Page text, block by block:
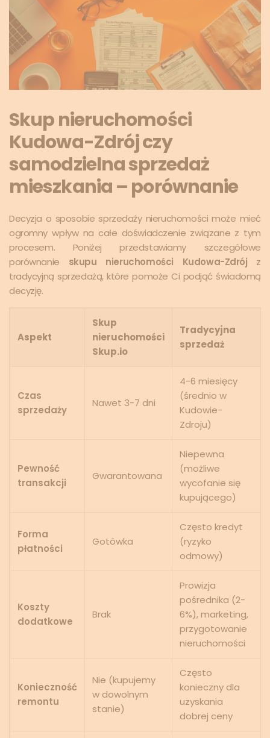
Skup nieruchomości
Kudowa-Zdrój czy
samodzielna sprzedaż
mieszkania – porównanie
Decyzja o sposobie sprzedaży nieruchomości może mieć
ogromny wpływ na całe doświadczenie związane z tym
procesem. Poniżej przedstawiamy szczegółowe
porównanie skupu nieruchomości Kudowa-Zdrój z
tradycyjną sprzedażą, które pomoże Ci podjąć świadomą
decyzję.
Aspekt
Skup
nieruchomości
Skup.io
Tradycyjna
sprzedaż
Czas
sprzedaży
Nawet 3-7 dni
4-6 miesięcy
(średnio w
Kudowie-
Zdroju)
Pewność
transakcji
Gwarantowana
Niepewna
(możliwe
wycofanie się
kupującego)
Forma
płatności
Gotówka
Często kredyt
(ryzyko
odmowy)
Koszty
dodatkowe
Brak
Prowizja
pośrednika (2-
6%), marketing,
przygotowanie
nieruchomości
Konieczność
remontu
Nie (kupujemy
w dowolnym
stanie)
Często
konieczny dla
uzyskania
dobrej ceny